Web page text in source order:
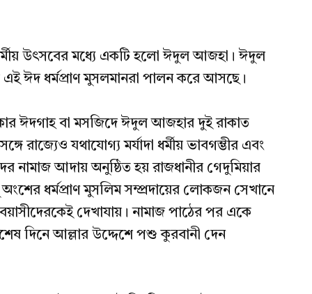
উৎসবের মধ্যে একটি হলো ঈদুল আজহা। ঈদুল
ঈদ ধর্মপ্রাণ মুসলমানরা পালন করে আসছে।
ঈদগাহ বা মসজিদে ঈদুল আজহার দুই রাকাত
রাজ্যেও যথাযোগ্য মর্যাদা ধর্মীয় ভাবগম্ভীর এবং
নামাজ আদায় অনুষ্ঠিত হয় রাজধানীর গেদুমিয়ার
ধর্মপ্রাণ মুসলিম সম্প্রদায়ের লোকজন সেখানে
দেখাযায়। নামাজ পাঠের পর একে
দিনে আল্লার উদ্দেশে পশু কুরবানী দেন